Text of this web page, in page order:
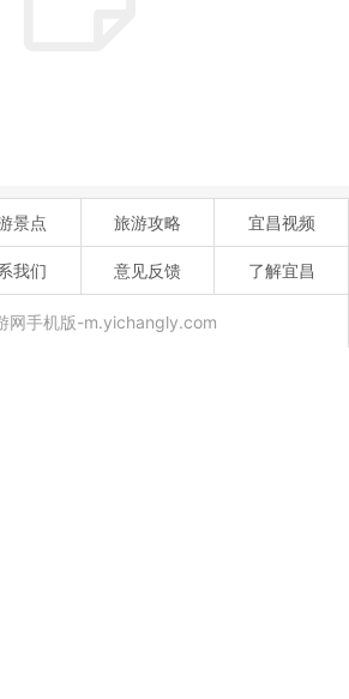
景点 旅游攻略 宜昌视频
我们 意见反馈 了解宜昌
网手机版-m.yichangly.com